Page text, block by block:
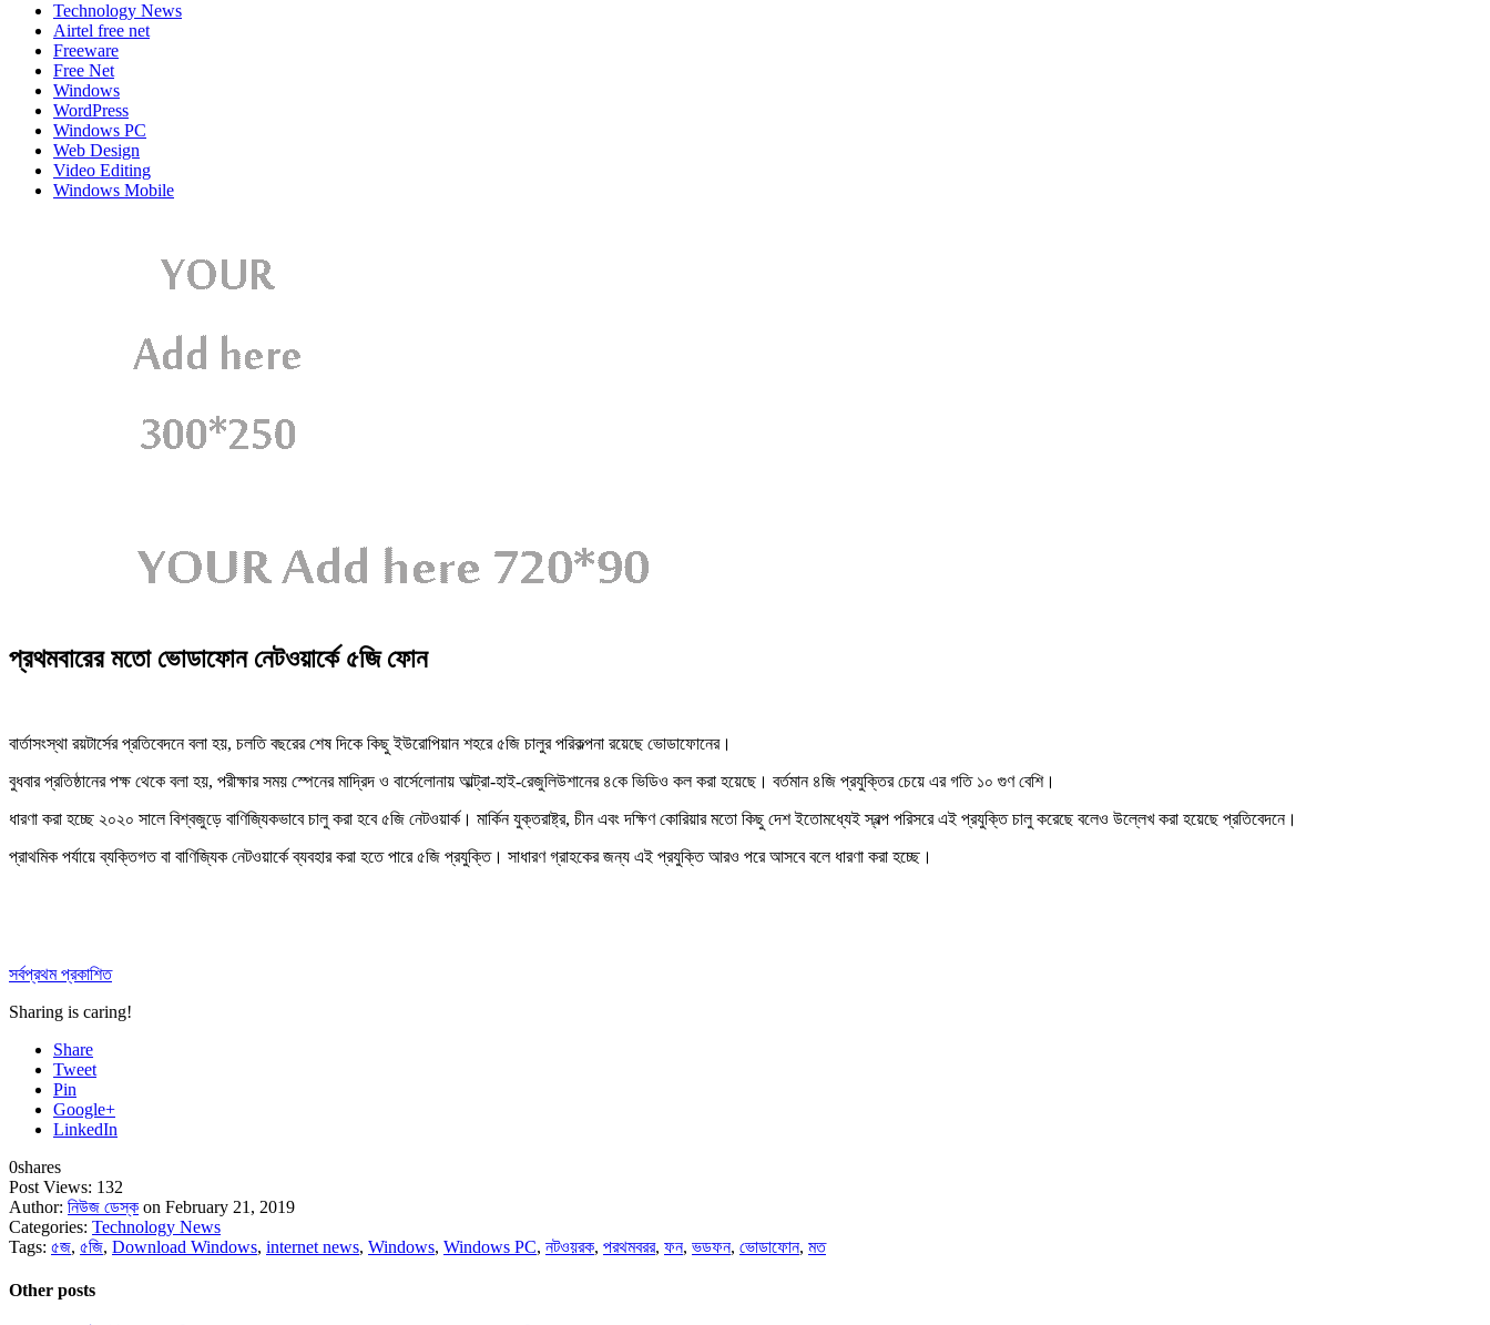
Technology News
Airtel free net
Freeware
Free Net
Windows
WordPress
Windows PC
Web Design
Video Editing
Windows Mobile
প্রথমবারের মতো ভোডাফোন নেটওয়ার্কে ৫জি ফোন
বার্তাসংস্থা রয়টার্সের প্রতিবেদনে বলা হয়, চলতি বছরের শেষ দিকে কিছু ইউরোপিয়ান শহরে ৫জি চালুর পরিকল্পনা রয়েছে ভোডাফোনের।
বুধবার প্রতিষ্ঠানের পক্ষ থেকে বলা হয়, পরীক্ষার সময় স্পেনের মাদ্রিদ ও বার্সেলোনায় আল্ট্রা-হাই-রেজুলিউশানের ৪কে ভিডিও কল করা হয়েছে। বর্তমান ৪জি প্রযুক্তির চেয়ে এর গতি ১০ গুণ বেশি।
ধারণা করা হচ্ছে ২০২০ সালে বিশ্বজুড়ে বাণিজ্যিকভাবে চালু করা হবে ৫জি নেটওয়ার্ক। মার্কিন যুক্তরাষ্ট্র, চীন এবং দক্ষিণ কোরিয়ার মতো কিছু দেশ ইতোমধ্যেই স্বল্প পরিসরে এই প্রযুক্তি চালু করেছে বলেও উল্লেখ করা হয়েছে প্রতিবেদনে।
প্রাথমিক পর্যায়ে ব্যক্তিগত বা বাণিজ্যিক নেটওয়ার্কে ব্যবহার করা হতে পারে ৫জি প্রযুক্তি। সাধারণ গ্রাহকের জন্য এই প্রযুক্তি আরও পরে আসবে বলে ধারণা করা হচ্ছে।
সর্বপ্রথম প্রকাশিত
Sharing is caring!
Share
Tweet
Pin
Google+
LinkedIn
0shares
Post Views: 132
Author: নিউজ ডেস্ক on February 21, 2019
Categories: Technology News
Tags: ৫জ, ৫জি, Download Windows, internet news, Windows, Windows PC, নটওয়রক, পরথমবরর, ফন, ভডফন, ভোডাফোন, মত
Other posts